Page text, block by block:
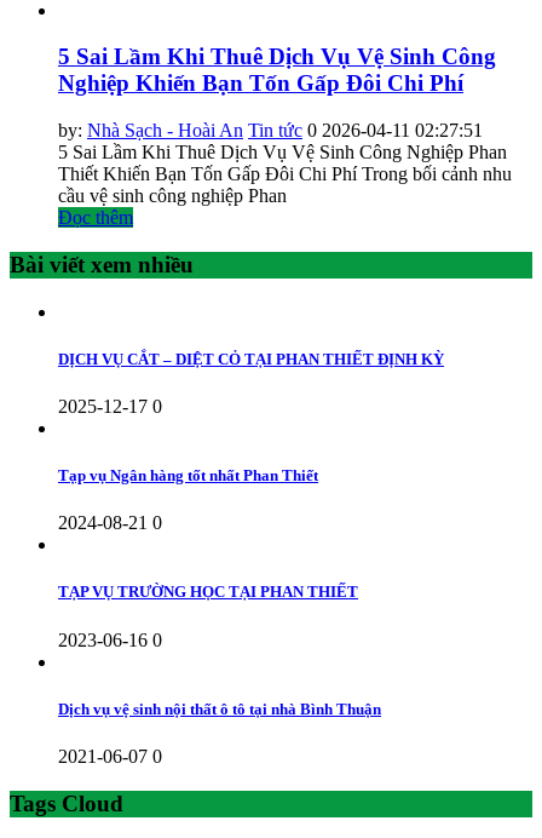
5 Sai Lầm Khi Thuê Dịch Vụ Vệ Sinh Công
Nghiệp Khiến Bạn Tốn Gấp Đôi Chi Phí
by: Nhà Sạch - Hoài An Tin tức 0 2026-04-11 02:27:51
5 Sai Lầm Khi Thuê Dịch Vụ Vệ Sinh Công Nghiệp Phan
Thiết Khiến Bạn Tốn Gấp Đôi Chi Phí Trong bối cảnh nhu
cầu vệ sinh công nghiệp Phan
Đọc thêm
Bài viết xem nhiều
DỊCH VỤ CẮT – DIỆT CỎ TẠI PHAN THIẾT ĐỊNH KỲ
2025-12-17 0
Tạp vụ Ngân hàng tốt nhất Phan Thiết
2024-08-21 0
TẠP VỤ TRƯỜNG HỌC TẠI PHAN THIẾT
2023-06-16 0
Dịch vụ vệ sinh nội thất ô tô tại nhà Bình Thuận
2021-06-07 0
Tags Cloud